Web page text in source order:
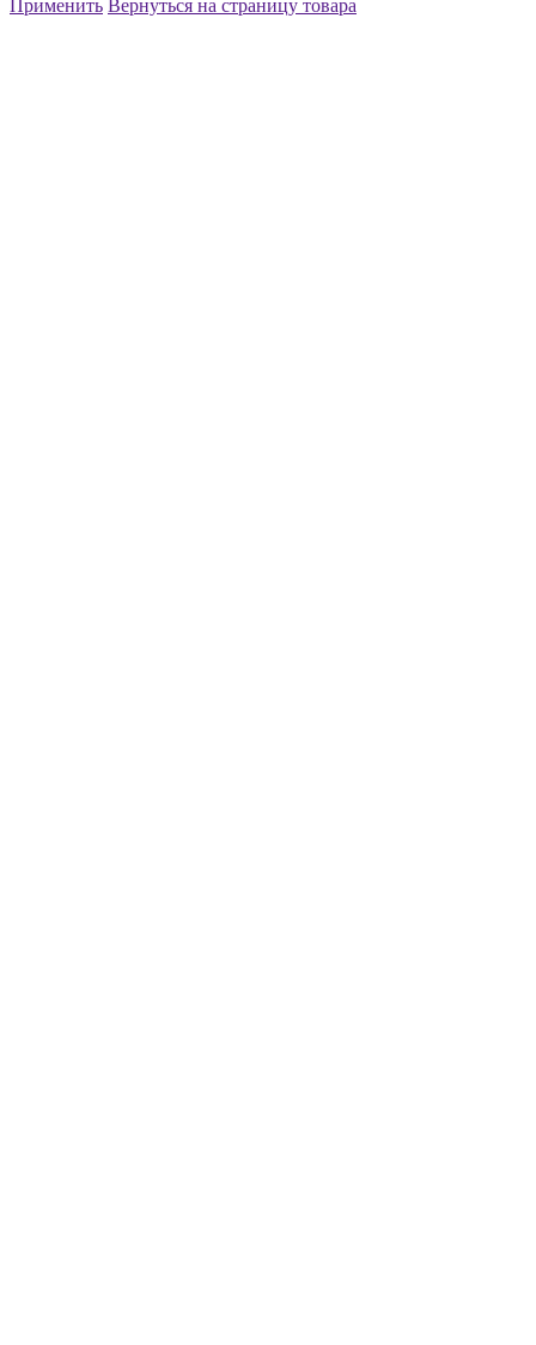
Применить Вернуться на страницу товара